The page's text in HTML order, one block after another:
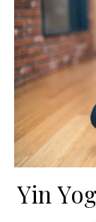
Yin